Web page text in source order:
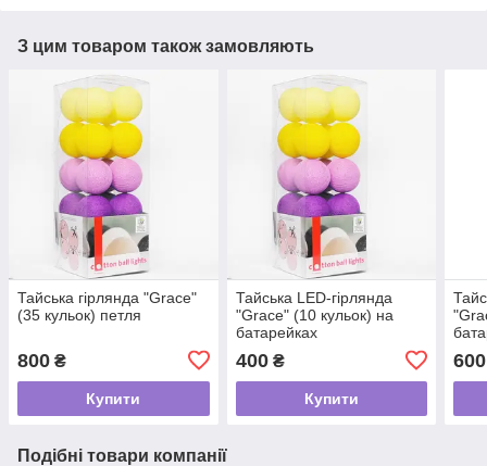
З цим товаром також замовляють
Тайська гірлянда "Grace"
(35 кульок) петля
800 ₴
Купити
Тайська LED-гірлянда
"Grace" (10 кульок) на
батарейках
400₴
Купити
600
Подібні товари компанії